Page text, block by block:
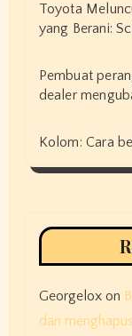
Toyota
yang Berani:
Pembuat
dealer
Kolom: Cara
Georgeloxon
dan